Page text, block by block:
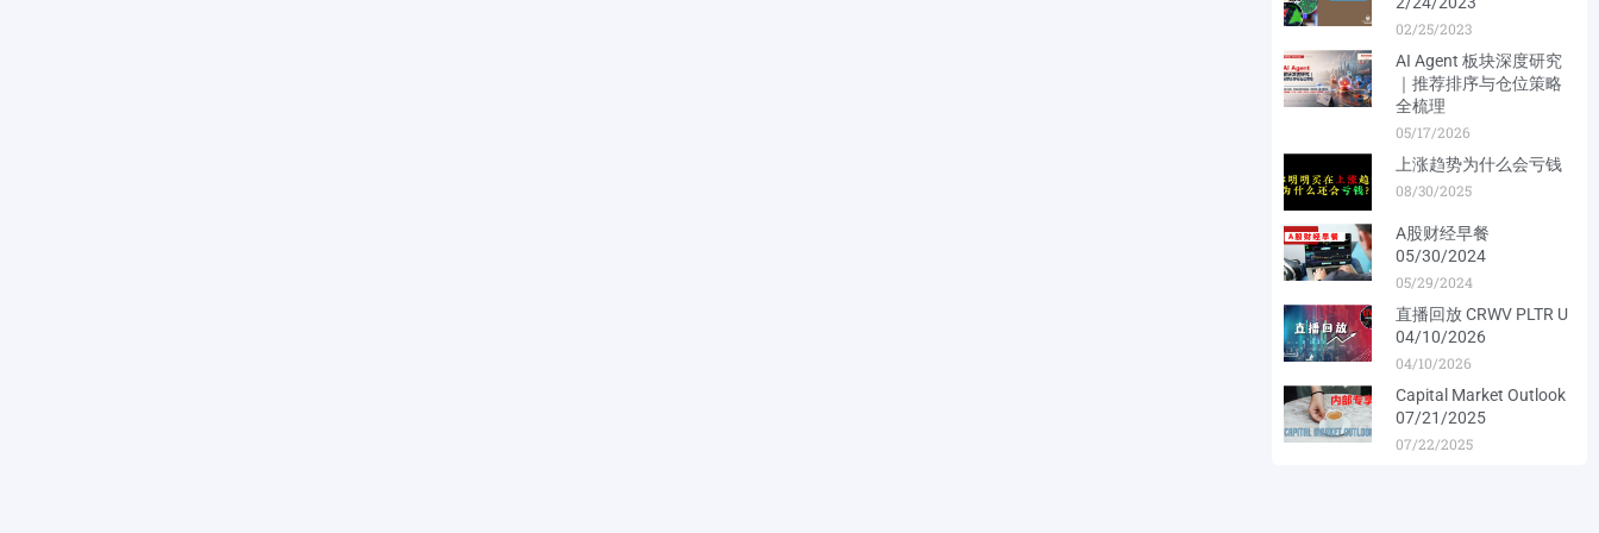
02/25/2023
AI Agent 板块深度研究
｜推荐排序与仓位策略
全梳理
05/17/2026
上涨趋势为什么会亏钱
08/30/2025
A股财经早餐
05/30/2024
05/29/2024
直播回放 CRWV PLTR U
04/10/2026
04/10/2026
Capital Market Outlook
07/21/2025
07/22/2025